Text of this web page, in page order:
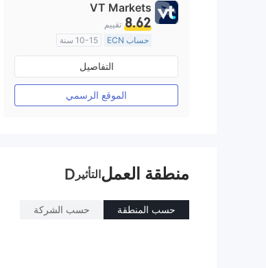
VT Markets
8.62 تقييم
حساب ECN
10-15 سنة
منظمة في أستراليا
صناعة السوق (MM)
رخصة كاملة ميتاتريدر ٤
التفاصيل
الموقع الرسمي
منطقة العملالتأثير D
حسب المنطقة حسب الشركة